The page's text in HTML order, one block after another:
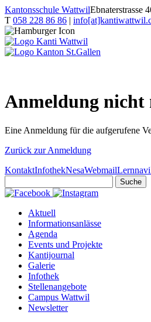
Kantonsschule WattwilEbnaterstrasse
T 058 228 86 86 |
Anmeldung nicht
Eine Anmeldung für die aufgerufene
Zurück zur Anmeldung
KontaktInfothekNesaWebmailLernnavi
Aktuell
Informationsanlässe
Agenda
Events und Projekte
Kantijournal
Galerie
Infothek
Stellenangebote
Campus Wattwil
Newsletter